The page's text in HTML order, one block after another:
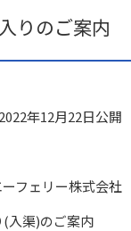
りのご案内
2022年12月22日公開
フェリー株式会社
(入渠)のご案内